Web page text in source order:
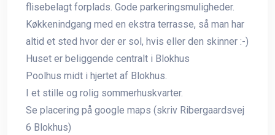
flisebelagt forplads. Gode parkeringsmuligheder.
Køkkenindgang med en ekstra terrasse, så man har
altid et sted hvor der er sol, hvis eller den skinner :-)
Huset er beliggende centralt i Blokhus
Poolhus midt i hjertet af Blokhus.
I et stille og rolig sommerhuskvarter.
Se placering på google maps (skriv Ribergaardsvej
6 Blokhus)